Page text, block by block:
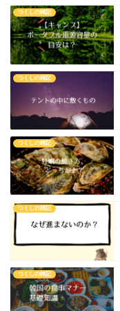
つくしの雑記
つくしの雑記
つくしの雑記
つくしの雑記
つくしの雑記